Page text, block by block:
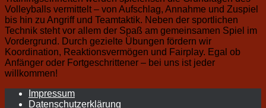
Volleyballs vermittelt – von Aufschlag, Annahme und Zuspiel
bis hin zu Angriff und Teamtaktik. Neben der sportlichen
Technik steht vor allem der Spaß am gemeinsamen Spiel im
Vordergrund. Durch gezielte Übungen fördern wir
Koordination, Reaktionsvermögen und Fairplay. Egal ob
Anfänger oder Fortgeschrittener – bei uns ist jeder
willkommen!
Impressum
Datenschutzerklärung